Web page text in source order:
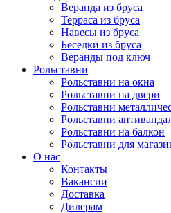
Веранда из бруса
Терраса из бруса
Навесы из бруса
Беседки из бруса
Веранды под ключ
Рольставни
Рольставни на окна
Рольставни на двери
Рольставни
Рольставни
Рольставни на балкон
Рольставни для
О нас
Контакты
Вакансии
Доставка
Дилерам